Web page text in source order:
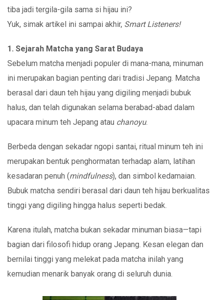
tiba jadi tergila-gila sama si hijau ini?
Yuk, simak artikel ini sampai akhir, Smart Listeners!
1. Sejarah Matcha yang Sarat Budaya
Sebelum matcha menjadi populer di mana-mana, minuman
ini merupakan bagian penting dari tradisi Jepang. Matcha
berasal dari daun teh hijau yang digiling menjadi bubuk
halus, dan telah digunakan selama berabad-abad dalam
upacara minum teh Jepang atau chanoyu.
Berbeda dengan sekadar ngopi santai, ritual minum teh ini
merupakan bentuk penghormatan terhadap alam, latihan
kesadaran penuh (mindfulness), dan simbol kedamaian.
Bubuk matcha sendiri berasal dari daun teh hijau berkualitas
tinggi yang digiling hingga halus seperti bedak.
Karena itulah, matcha bukan sekadar minuman biasa—tapi
bagian dari filosofi hidup orang Jepang. Kesan elegan dan
bernilai tinggi yang melekat pada matcha inilah yang
kemudian menarik banyak orang di seluruh dunia.